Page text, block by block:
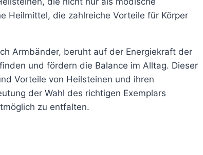
Heilmittel, die zahlreiche Vorteile für Körper
Armbänder, beruht auf der Energiekraft der
und fördern die Balance im Alltag. Dieser
Vorteile von Heilsteinen und ihren
der Wahl des richtigen Exemplars
zu entfalten.